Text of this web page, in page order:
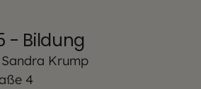
- Bildung
Krump
4